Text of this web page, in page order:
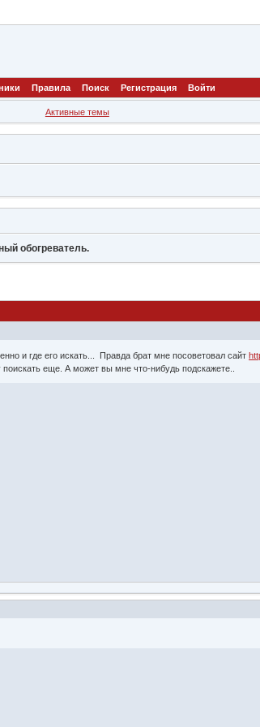
Правила Поиск Регистрация Войти
Активные темы
обогреватель.
и где его искать... Правда брат мне посоветовал сайт
еще. А может вы мне что-нибудь подскажете..